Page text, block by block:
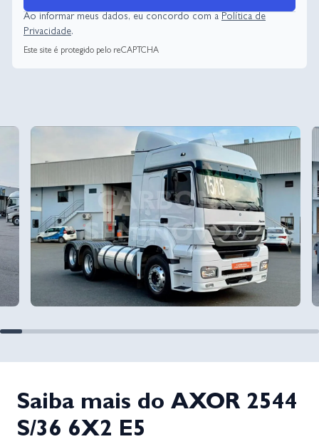
Ao informar meus dados, eu concordo com a Política de
Privacidade.
Este site é protegido pelo reCAPTCHA
Saiba mais do AXOR 2544
S/36 6X2 E5